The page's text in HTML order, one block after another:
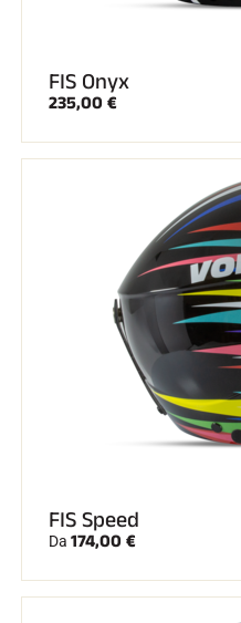
FIS Onyx
235,00 €
FIS Speed
Da 174,00 €